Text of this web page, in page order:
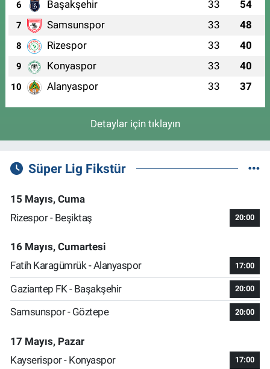
6 Başakşehir 33 54
7 Samsunspor 33 48
8 Rizespor 33 40
9 Konyaspor 33 40
10 Alanyaspor 33 37
Detaylar için tıklayın
Süper Lig Fikstür
15 Mayıs, Cuma
Rizespor - Beşiktaş
20:00
16 Mayıs, Cumartesi
Fatih Karagümrük - Alanyaspor
17:00
Gaziantep FK - Başakşehir 20:00
Samsunspor - Göztepe 20:00
17 Mayıs, Pazar
Kayserispor - Konyaspor
17:00